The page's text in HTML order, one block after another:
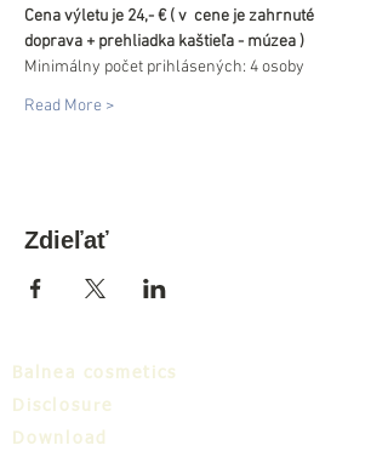
Cena výletu je 24,- € ( v  cene je zahrnuté
doprava + prehliadka kaštieľa - múzea )
Minimálny počet prihlásených: 4 osoby
Read More >
Zdieľať
Balnea cosmetics
Disclosure
Download